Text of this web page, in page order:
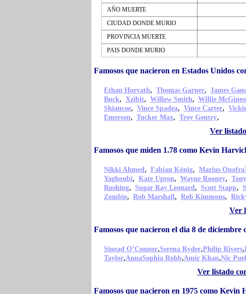
AÑO MUERTE
CIUDAD DONDE MURIO
PROVINCIA MUERTE
PAIS DONDE MURIO
Famosos que nacieron en Estados Unidos
Ethan Horvath, Thomas Garner, James
Buck, Xzibit, Willow Smith, Willie
Shiancoe, Vince Spadea, Vince Carter,
Emerson, Tucker Max, Troy Gentry,
Ver
Famosos que miden 1.78 como Kevin
Nikki Ahmed, Fabian König, Marius
Yaghoubi, Kate Upton, Wayne Rooney,
Rushing, Sugar Ray Leonard, Scott Stapp,
Zombie, Rob Marshall, Rob Kimmons,
Ver
Famosos que nacieron el dia 8 de
Sinead O’Connor,Serena Ryder,Philip Rivers,
Taylor,AnnaSophia Robb,Amir Khan,Nic
Ver listado
Famosos que nacieron en 1975 como Kevin